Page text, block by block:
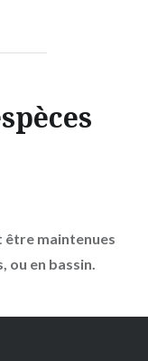
être maintenues
ou en bassin.